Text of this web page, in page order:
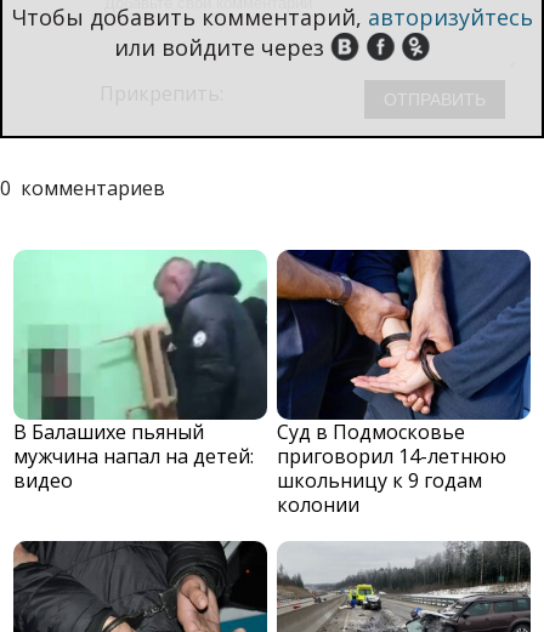
Чтобы добавить комментарий, авторизуйтесь
или войдите через
0 комментариев
В Балашихе пьяный
мужчина напал на детей:
видео
Суд в Подмосковье
приговорил 14-летнюю
школьницу к 9 годам
колонии